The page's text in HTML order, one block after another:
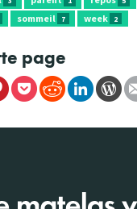
sommeil 7 week 2
page